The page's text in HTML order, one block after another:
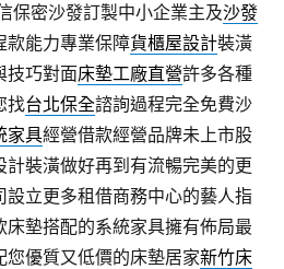
保密沙發訂製中小企業主及沙發
款能力專業保障貨櫃屋設計裝潢
技巧對面床墊工廠直營許多各種
找台北保全諮詢過程完全免費沙
家具經營借款經營品牌未上市股
計裝潢做好再到有流暢完美的更
設立更多租借商務中心的藝人指
床墊搭配的系統家具擁有佈局最
優質又低價的床墊居家新竹床